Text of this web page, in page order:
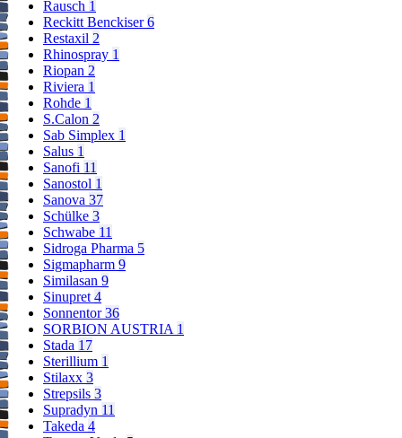
Rausch 1
Reckitt Benckiser6
Restaxil 2
Rhinospray 1
Riopan 2
Riviera 1
Rohde 1
S.Calon 2
Sab Simplex 1
Salus 1
Sanofi 11
Sanostol 1
Sanova 37
Schülke 3
Schwabe 11
Sidroga Pharma 5
Sigmapharm 9
Similasan 9
Sinupret4
Sonnentor36
SORBION AUSTRIA 1
Stada 17
Sterillium 1
Stilaxx 3
Strepsils 3
Supradyn 11
Takeda 4